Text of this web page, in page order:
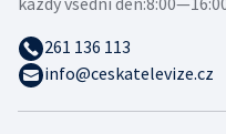
261 136 113
info@ceskatelevize.cz